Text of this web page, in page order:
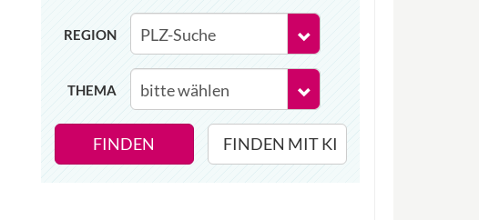
REGION
THEMA
FINDEN FINDEN MIT KI